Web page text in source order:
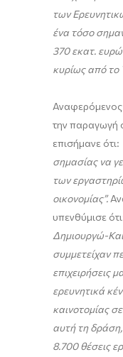
των
ένα τόσο
370 εκατ.
κυρίως από το
Αναφερόμενος
την παραγωγή
επισήμανε ότι:
σημασίας να
των
οικονομίας”.
υπενθύμισε
Δημιουργώ-
συμμετείχαν
επιχειρήσεις
ερευνητικά
καινοτομίας
αυτή τη
8.700 θέσεις